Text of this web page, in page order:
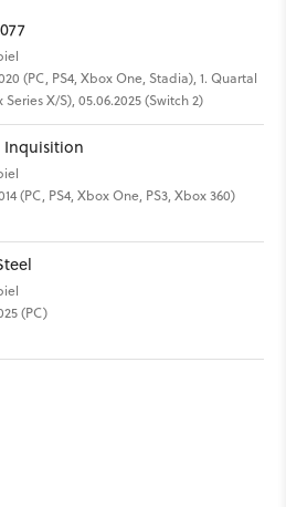
(PC, PS4, Xbox One, Stadia), 1. Quartal
Series X/S), 05.06.2025 (Switch 2)
Inquisition
(PC, PS4, Xbox One, PS3, Xbox 360)
(PC)